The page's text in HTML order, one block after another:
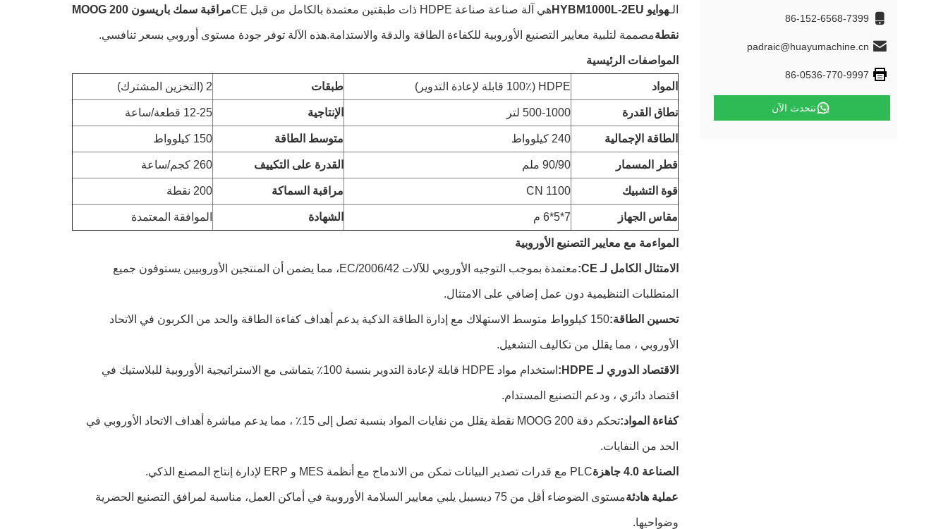
86-152-6568-7399
padraic@huayumachine.cn
86-0536-770-9997
نتحدث الآن
الـهوايو HYBM1000L-2EU هي آلة صناعة صناعة HDPE ذات طبقتين معتمدة بالكامل من قبل CE مراقبة سمك باريسون MOOG 200
نقطةمصممة لتلبية معايير التصنيع الأوروبية للكفاءة الطاقة والدقة والاستدامة.هذه الآلة توفر جودة مستوى أوروبي بسعر تنافسي.
المواصفات الرئيسية
المواد HDPE (100٪ قابلة لإعادة التدوير) طبقات 2 (التخزين المشترك)
نطاق القدرة 500-1000 لتر الإنتاجية 12-25 قطعة/ساعة
الطاقة الإجمالية 240 كيلوواط متوسط الطاقة 150 كيلوواط
قطر المسمار 90/90 ملم القدرة على التكييف 260 كجم/ساعة
قوة التشبيك 1100 CN مراقبة السماكة 200 نقطة
مقاس الجهاز 7*5*6 م الشهادة الموافقة المعتمدة
المواءمة مع معايير التصنيع الأوروبية
الامتثال الكامل لـ CE: معتمدة بموجب التوجيه الأوروبي للآلات 2006/42/EC، مما يضمن أن المنتجين الأوروبيين يستوفون جميع
المتطلبات التنظيمية دون عمل إضافي على الامتثال.
تحسين الطاقة: 150 كيلوواط متوسط الاستهلاك مع إدارة الطاقة الذكية يدعم أهداف كفاءة الطاقة والحد من الكربون في الاتحاد
الأوروبي ، مما يقلل من تكاليف التشغيل.
الاقتصاد الدوري لـ HDPE: استخدام مواد HDPE قابلة لإعادة التدوير بنسبة 100٪ يتماشى مع الاستراتيجية الأوروبية للبلاستيك في
اقتصاد دائري ، ودعم التصنيع المستدام.
كفاءة المواد: تحكم دقة MOOG 200 نقطة يقلل من نفايات المواد بنسبة تصل إلى 15٪ ، مما يدعم مباشرة أهداف الاتحاد الأوروبي في
الحد من النفايات.
الصناعة 4.0 جاهزة PLC مع قدرات تصدير البيانات تمكن من الاندماج مع أنظمة MES و ERP لإدارة إنتاج المصنع الذكي.
عملية هادئة مستوى الضوضاء أقل من 75 ديسيبل يلبي معايير السلامة الأوروبية في أماكن العمل، مناسبة لمرافق التصنيع الحضرية
وضواحيها.